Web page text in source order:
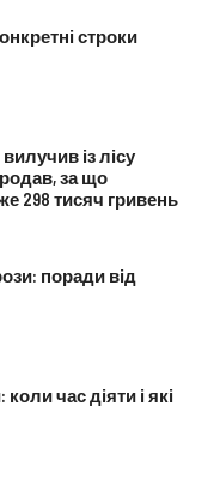
строки
із лісу
за що
298 тисяч гривень
поради від
час діяти і які